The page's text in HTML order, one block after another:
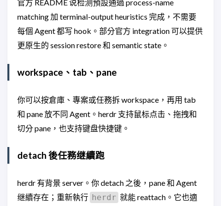
官方 README 说检测預設通過 process-name
matching 加 terminal-output heuristics 完成，不需要
每個 Agent 都写 hook。部分官方 integration 可以提供
更原生的 session restore 和 semantic state。
workspace、tab、pane
你可以按倉庫、專案或任務拆 workspace，再用 tab
和 pane 放不同 Agent。herdr 支持鼠标点击、拖拽和
切分 pane，也支持键盘快捷键。
detach 後任務继續跑
herdr 有背景 server。你 detach 之後，pane 和 Agent
继續存在；重新執行 herdr 就能 reattach。它也適